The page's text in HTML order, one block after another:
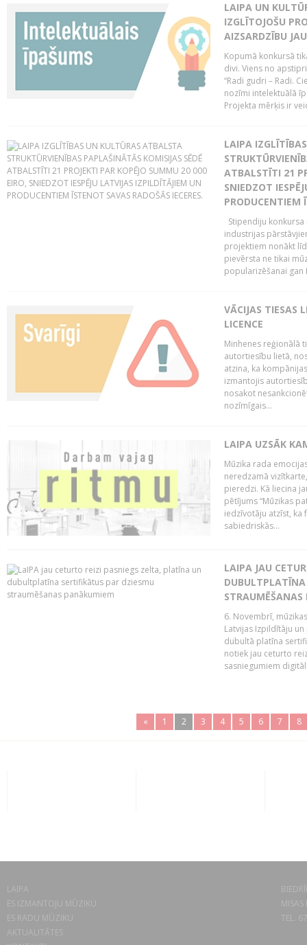
LAIPA UN
IZGLĪTOJOŠU
AIZSARDZĪBU
Kopumā konkursā
divi. Viens no
“Radi gudri – Radi.
nozīmi intelektuālā
Projekta mērķis ir
LAIPA
ATBALSTĪTI 21
SNIEDZOT
PRODUCENTIEM
Stipendiju
industrijas
projektiem nonākt
pievērsta ne tikai
popularizēšanai gan
VĀCIJAS TIESAS
LICENCE
Minhenes reģionālā
autortiesību lietā,
atzina, ka
izmantojis
nosakot
nozīmīgais...
LAIPA UZSĀK
Mūzika rada
neredzamā
pieredzi. Kā liecina
pētījums “Mūzikas
iedzīvotāju atzīst, ka
sabiedriskās...
LAIPA JAU
DUBULTPLATĪNA
6. Novembrī,
Latvijas Izpildītāju
dubultā platīna
notiek jau ceturto
sasniegumiem
« 1 2 3 4 5 6 7 8
LAIPA
ES IZMANTOJU MŪZIKU
ES RADU MŪZIKU
AKTUALITĀTES
TEL.